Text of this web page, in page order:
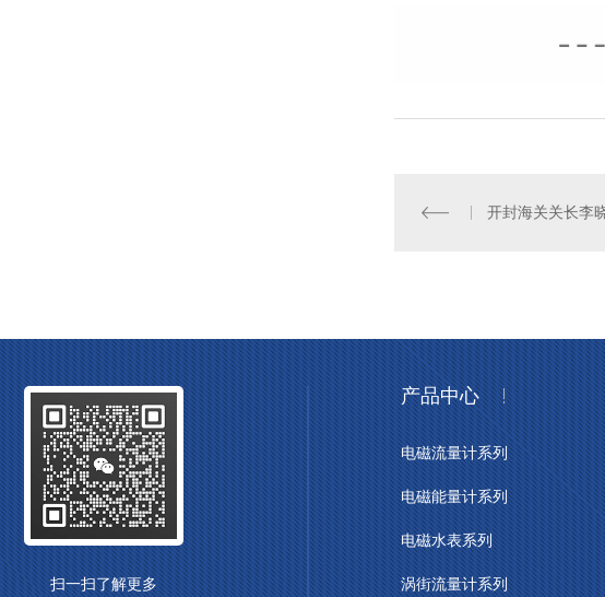
扫一扫了解更多
产品中心
电磁流量计系列
电磁能量计系列
电磁水表系列
涡街流量计系列